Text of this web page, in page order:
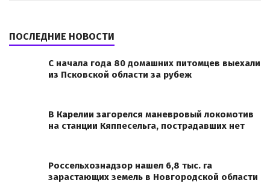
ПОСЛЕДНИЕ НОВОСТИ
С начала года 80 домашних питомцев выехали
из Псковской области за рубеж
В Карелии загорелся маневровый локомотив
на станции Кяппесельга, пострадавших нет
Россельхознадзор нашел 6,8 тыс. га
зарастающих земель в Новгородской области